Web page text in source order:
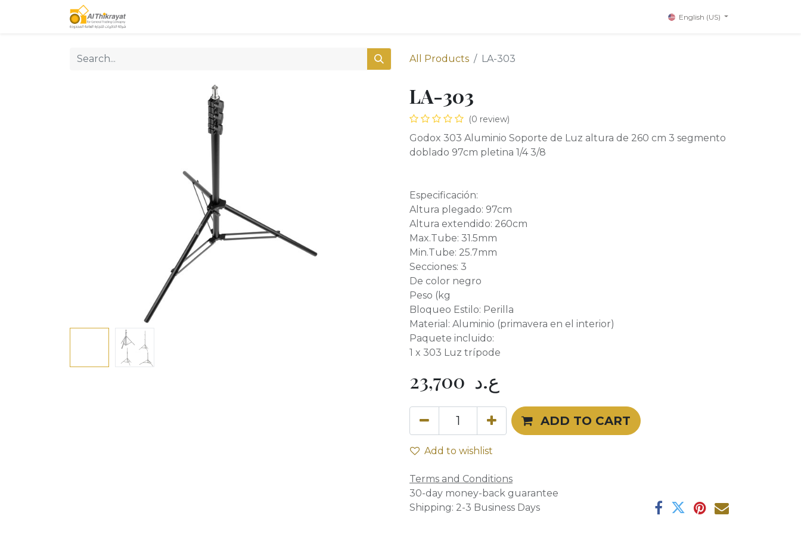
English (US)
All Products LA-303
LA-303
(0 review)
Godox 303 Aluminio Soporte de Luz altura de 260 cm 3 segmento
doblado 97cm pletina 1/4 3/8
Especificación:
Altura plegado: 97cm
Altura extendido: 260cm
Max.Tube: 31.5mm
Min.Tube: 25.7mm
Secciones: 3
De color negro
Peso (kg
Bloqueo Estilo: Perilla
Material: Aluminio (primavera en el interior)
Paquete incluido:
1 x 303 Luz trípode
23,700 ع.د
ADD TO CART
Add to wishlist
Terms and Conditions
30-day money-back guarantee
Shipping: 2-3 Business Days